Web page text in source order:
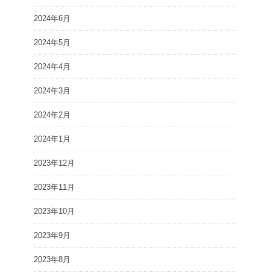
2024年6月
2024年5月
2024年4月
2024年3月
2024年2月
2024年1月
2023年12月
2023年11月
2023年10月
2023年9月
2023年8月